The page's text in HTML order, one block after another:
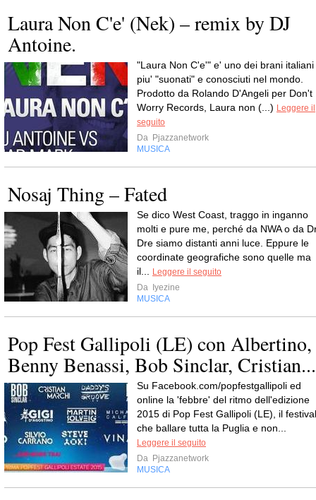
Laura Non C'e' (Nek) – remix by DJ
Antoine.
"Laura Non C'e'" e' uno dei brani italiani
piu' "suonati" e conosciuti nel mondo.
Prodotto da Rolando D'Angeli per Don't
Worry Records, Laura non (...) Leggere il
seguito
Da Pjazzanetwork
MUSICA
Nosaj Thing – Fated
Se dico West Coast, traggo in inganno
molti e pure me, perché da NWA o da
Dre siamo distanti anni luce. Eppure le
coordinate geografiche sono quelle ma
il...
Leggere il seguito
Da
Iyezine
MUSICA
Pop Fest Gallipoli (LE) con Albertino,
Benny Benassi, Bob Sinclar, Cristian...
Su Facebook.com/popfestgallipoli ed
online la 'febbre' del ritmo dell'edizione
2015 di Pop Fest Gallipoli (LE), il festival
che ballare tutta la Puglia e non...
Leggere il seguito
Da Pjazzanetwork
MUSICA